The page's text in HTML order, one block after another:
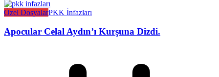
Özel DosyalarPKK İnfazları
Apocular Celal Aydın’ı Kurşuna Dizdi.